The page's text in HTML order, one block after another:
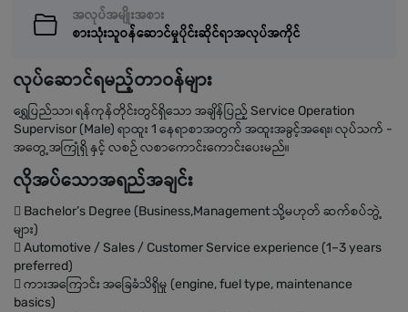
အလုပ်အမျိုးအစား
စားသုံးသူဝန်ဆောင်မှုပိုင်းဆိုင်ရာအလုပ်အကိုင်
လုပ်ဆောင်ရမည့်တာဝန်များ
ရွှေပြည်သာ၊ ရန်ကုန်တိုင်းတွင်ရှိသော အချိန်ပြည့် Service Operation
Supervisor (Male) ရာထူး 1 နေရာစာအတွက် အထူးအခွင့်အရေး၊ လုပ်သက် -
အတွေ့အကြုံရှိ နှင့် လစဉ် လစာကောင်းကောင်းပေးမည်။
လိုအပ်သောအရည်အချင်း
 Bachelor’s Degree (Business,Management သို့မဟုတ် ဆက်စပ်ဘွဲ့
များ)
 Automotive / Sales / Customer Service experience (1–3 years
preferred)
 ကားအကြောင်း အခြေခံသိရှိမှု (engine, fuel type, maintenance
basics)